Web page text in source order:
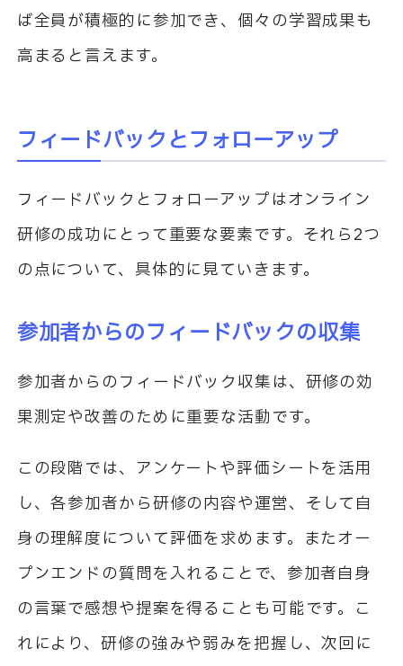
ば全員が積極的に参加でき、個々の学習成果も
高まると言えます。
フィードバックとフォローアップ
フィードバックとフォローアップはオンライン
研修の成功にとって重要な要素です。それら2つ
の点について、具体的に見ていきます。
参加者からのフィードバックの収集
参加者からのフィードバック収集は、研修の効
果測定や改善のために重要な活動です。
この段階では、アンケートや評価シートを活用
し、各参加者から研修の内容や運営、そして自
身の理解度について評価を求めます。またオー
プンエンドの質問を入れることで、参加者自身
の言葉で感想や提案を得ることも可能です。こ
れにより、研修の強みや弱みを把握し、次回に